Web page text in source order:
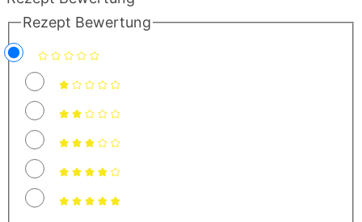
Rezept Bewertung